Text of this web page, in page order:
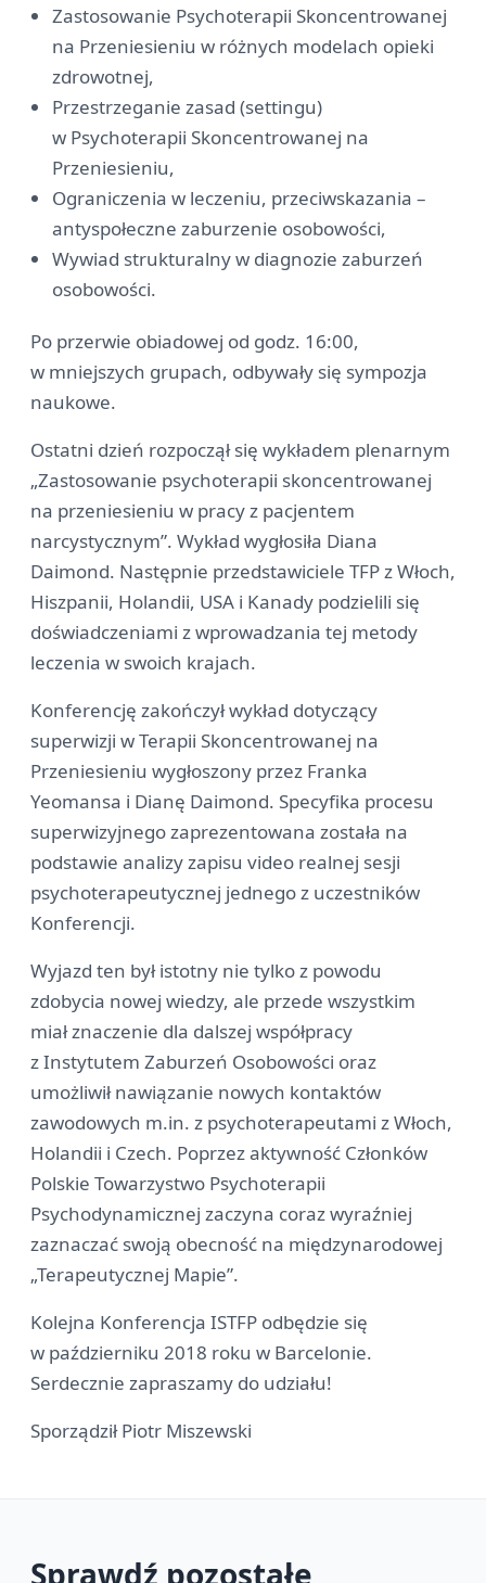
Zastosowanie Psychoterapii Skoncentrowanej
na Przeniesieniu w różnych modelach opieki
zdrowotnej,
Przestrzeganie zasad (settingu)
w Psychoterapii Skoncentrowanej na
Przeniesieniu,
Ograniczenia w leczeniu, przeciwskazania –
antyspołeczne zaburzenie osobowości,
Wywiad strukturalny w diagnozie zaburzeń
osobowości.
Po przerwie obiadowej od godz. 16:00,
w mniejszych grupach, odbywały się sympozja
naukowe.
Ostatni dzień rozpoczął się wykładem plenarnym
„Zastosowanie psychoterapii skoncentrowanej
na przeniesieniu w pracy z pacjentem
narcystycznym”. Wykład wygłosiła Diana
Daimond. Następnie przedstawiciele TFP z Włoch,
Hiszpanii, Holandii, USA i Kanady podzielili się
doświadczeniami z wprowadzania tej metody
leczenia w swoich krajach.
Konferencję zakończył wykład dotyczący
superwizji w Terapii Skoncentrowanej na
Przeniesieniu wygłoszony przez Franka
Yeomansa i Dianę Daimond. Specyfika procesu
superwizyjnego zaprezentowana została na
podstawie analizy zapisu video realnej sesji
psychoterapeutycznej jednego z uczestników
Konferencji.
Wyjazd ten był istotny nie tylko z powodu
zdobycia nowej wiedzy, ale przede wszystkim
miał znaczenie dla dalszej współpracy
z Instytutem Zaburzeń Osobowości oraz
umożliwił nawiązanie nowych kontaktów
zawodowych m.in. z psychoterapeutami z Włoch,
Holandii i Czech. Poprzez aktywność Członków
Polskie Towarzystwo Psychoterapii
Psychodynamicznej zaczyna coraz wyraźniej
zaznaczać swoją obecność na międzynarodowej
„Terapeutycznej Mapie”.
Kolejna Konferencja ISTFP odbędzie się
w październiku 2018 roku w Barcelonie.
Serdecznie zapraszamy do udziału!
Sporządził Piotr Miszewski
Sprawdź pozostałe